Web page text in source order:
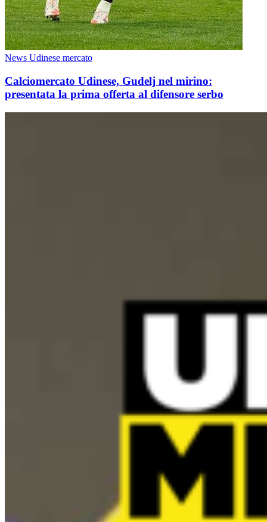
News Udinese mercato
Calciomercato Udinese, Gudelj nel mirino:
presentata la prima offerta al difensore serbo